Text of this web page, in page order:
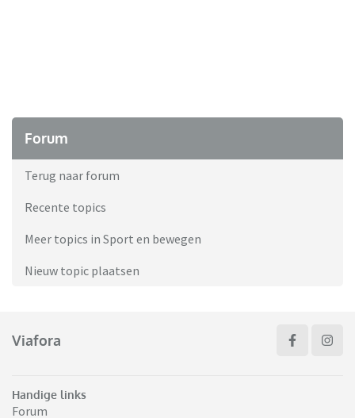
Forum
Terug naar forum
Recente topics
Meer topics in Sport en bewegen
Nieuw topic plaatsen
Viafora
Handige links
Forum